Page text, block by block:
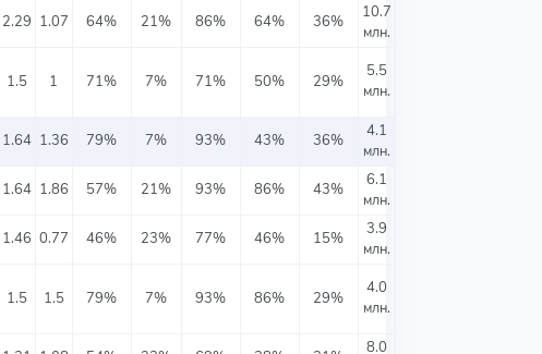
2.29 1.07 64% 21% 86% 64% 36%
10.7
млн.
1.5 1 71% 7% 71% 50% 29%
5.5
млн.
1.64 1.36 79% 7% 93% 43% 36%
4.1
млн.
1.64 1.86 57% 21% 93% 86% 43%
6.1
млн.
1.46 0.77 46% 23% 77% 46% 15%
3.9
млн.
1.5 1.5 79% 7% 93% 86% 29%
4.0
млн.
8.0